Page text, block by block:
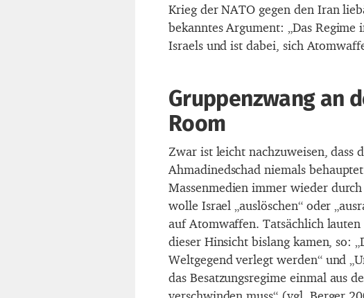
Krieg der NATO gegen den Iran
bekanntes Argument: „Das
Israels und ist dabei, sich
Gruppenzwang an
Room
Zwar ist leicht nachzuweisen, dass
Ahmadinedschad niemals
Massenmedien immer wieder
wolle Israel „auslöschen“ oder
auf Atomwaffen. Tatsächlich
dieser Hinsicht bislang kamen, so:
Weltgegend verlegt werden“ und
das Besatzungsregime einmal aus